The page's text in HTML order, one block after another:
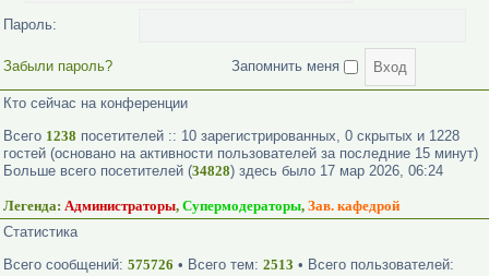
Пароль:
Забыли пароль? Запомнить меня
Кто сейчас на конференции
Всего 1238 посетителей :: 10 зарегистрированных, 0 скрытых и 1228
гостей (основано на активности пользователей за последние 15 минут)
Больше всего посетителей (34828) здесь было 17 мар 2026, 06:24
Легенда: Администраторы, Супермодераторы, Зав. кафедрой
Статистика
Всего сообщений: 575726 • Всего тем: 2513 • Всего пользователей: